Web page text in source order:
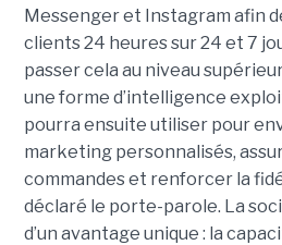
Messenger et Instagram afin
clients 24 heures sur 24 et 7
passer cela au niveau
une forme d’intelligence
pourra ensuite utiliser pour
marketing personnalisés,
commandes et renforcer la
déclaré le porte-parole. La
d’un avantage unique : la